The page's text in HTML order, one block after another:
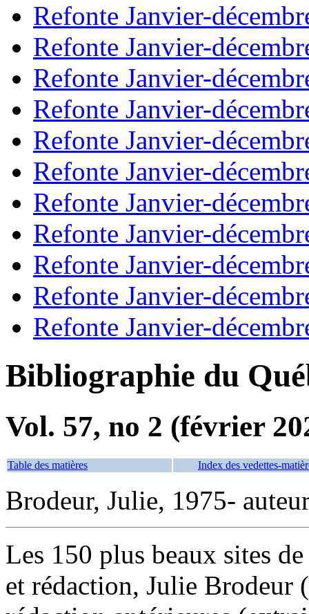
Refonte Janvier-
Refonte Janvier-
Refonte Janvier-
Refonte Janvier-
Refonte Janvier-
Refonte Janvier-
Refonte Janvier-
Refonte Janvier-
Refonte Janvier-
Refonte Janvier-
Refonte Janvier-
Bibliographie du
Vol. 57, no 2 (février
Table des matières Index des vedettes-
Brodeur, Julie, 1975-
Les 150 plus beaux sites
et rédaction, Julie Brodeur